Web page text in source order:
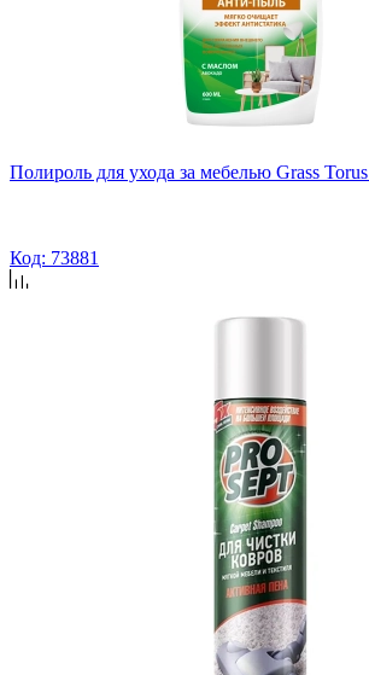
Полироль для ухода за мебелью Grass
Код: 73881